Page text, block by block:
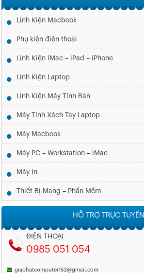
Linh Kiện Macbook
Phụ kiện điện thoại
Linh Kiện iMac – iPad – iPhone
Linh Kiện Laptop
Linh Kiện Máy Tính Bàn
Máy Tính Xách Tay Laptop
Máy Macbook
Máy PC – Workstation – iMac
Máy In
Thiết Bị Mạng – Phần Mềm
HỖ TRỢ TRỰC TUYẾN
ĐIỆN THOẠI
0985 051 054
giaphatcomputer153@gmail.com